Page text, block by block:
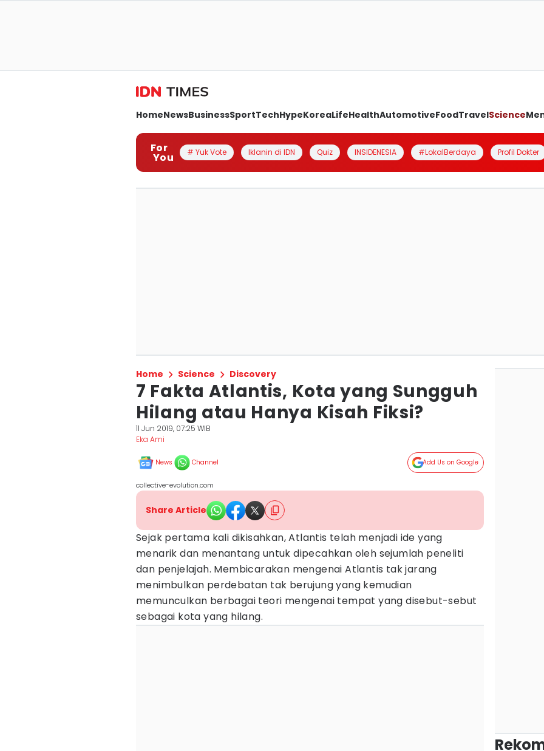
HomeNewsBusinessSportTechHypeKoreaLifeHealthAutomotiveFoodTravelScience
For
You # Yuk Vote Iklanin di IDN Quiz INSIDENESIA #LokalBerdaya Profil Dokter
Home Science Discovery
7 Fakta Atlantis, Kota yang Sungguh
Hilang atau Hanya Kisah Fiksi?
11 Jun 2019, 07:25 WIB
Eka Ami
News Channel Add Us on Google
collective-evolution.com
Share Article
Sejak pertama kali dikisahkan, Atlantis telah menjadi ide yang
menarik dan menantang untuk dipecahkan oleh sejumlah peneliti
dan penjelajah. Membicarakan mengenai Atlantis tak jarang
menimbulkan perdebatan tak berujung yang kemudian
memunculkan berbagai teori mengenai tempat yang disebut-sebut
sebagai kota yang hilang.